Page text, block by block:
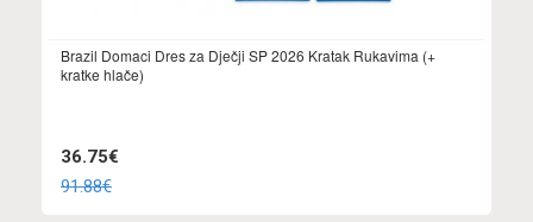
Brazil Domaci Dres za Dječji SP 2026 Kratak Rukavima (+
kratke hlače)
36.75€
91.88€